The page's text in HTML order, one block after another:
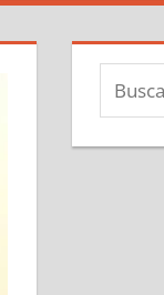
Buscar: